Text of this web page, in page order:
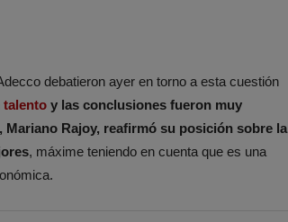
debatieron ayer en torno a esta cuestión
talento y las conclusiones fueron muy
, Mariano Rajoy, reafirmó su posición sobre la
, máxime teniendo en cuenta que es una